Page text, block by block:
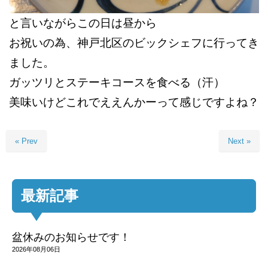
と言いながらこの日は昼から
お祝いの為、神戸北区のビックシェフに行ってき
ました。
ガッツリとステーキコースを食べる（汗）
美味いけどこれでええんかーって感じですよね？
« Prev Next »
最新記事
盆休みのお知らせです！
2026年08月06日